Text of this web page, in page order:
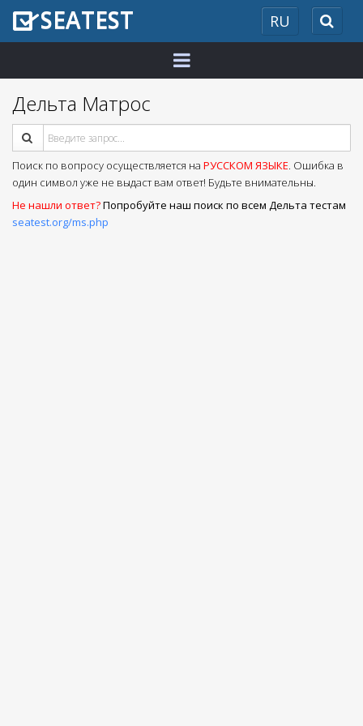
RU
SEATEST
Дельта Матрос
Поиск по вопросу осуществляется на РУССКОМ ЯЗЫКЕ. Ошибка в
один символ уже не выдаст вам ответ! Будьте внимательны.
Не нашли ответ?Попробуйте наш поиск по всем Дельта тестам
seatest.org/ms.php